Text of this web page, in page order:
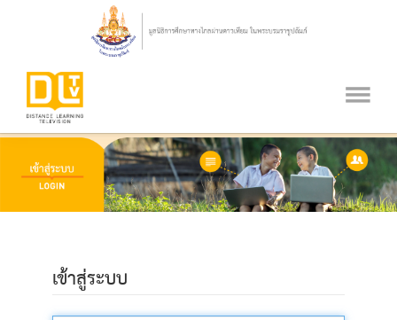
เข้าสู่ระบบ